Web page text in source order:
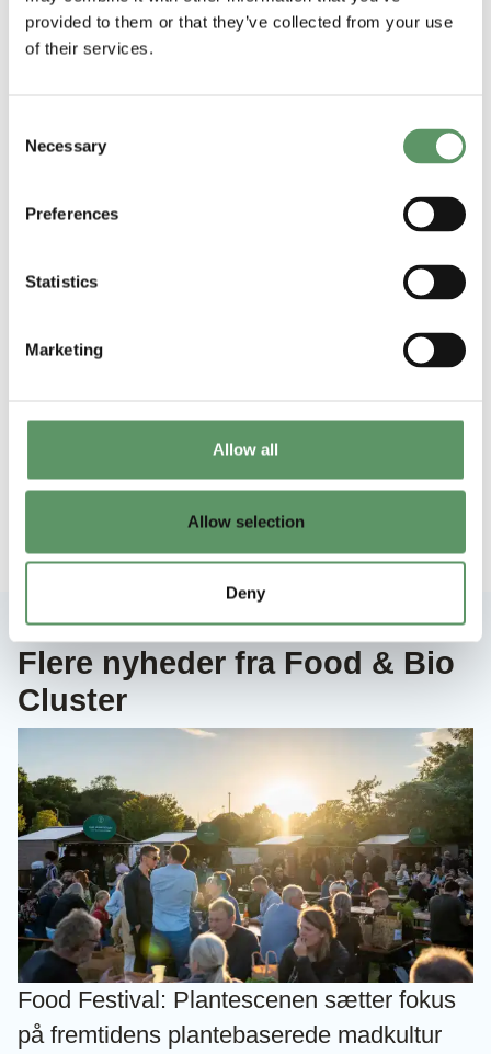
provided to them or that they’ve collected from your use
of their services.
Selection
Necessary
Preferences
Statistics
Marketing
Allow all
Allow selection
Deny
Flere nyheder fra Food & Bio
Cluster
Food Festival: Plantescenen sætter fokus
på fremtidens plantebaserede madkultur